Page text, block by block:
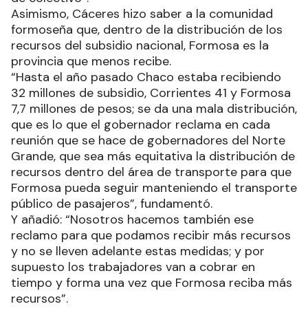
Asimismo, Cáceres hizo saber a la comunidad
formoseña que, dentro de la distribución de los
recursos del subsidio nacional, Formosa es la
provincia que menos recibe.
“Hasta el año pasado Chaco estaba recibiendo
32 millones de subsidio, Corrientes 41 y Formosa
7,7 millones de pesos; se da una mala distribución,
que es lo que el gobernador reclama en cada
reunión que se hace de gobernadores del Norte
Grande, que sea más equitativa la distribución de
recursos dentro del área de transporte para que
Formosa pueda seguir manteniendo el transporte
público de pasajeros”, fundamentó.
Y añadió: “Nosotros hacemos también ese
reclamo para que podamos recibir más recursos
y no se lleven adelante estas medidas; y por
supuesto los trabajadores van a cobrar en
tiempo y forma una vez que Formosa reciba más
recursos”.